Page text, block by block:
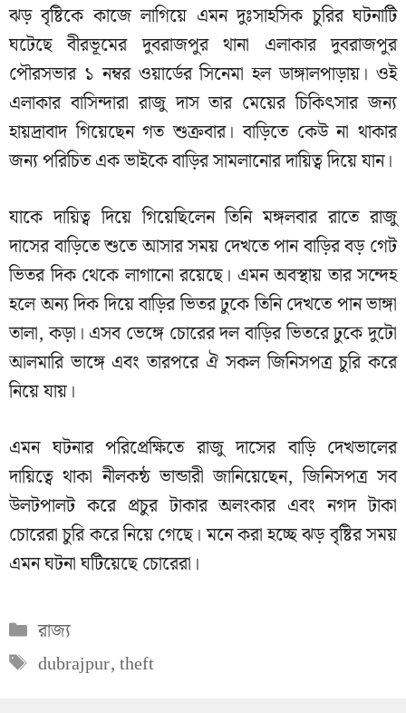
ঝড় বৃষ্টিকে কাজে লাগিয়ে এমন দুঃসাহসিক চুরির ঘটনাটি
ঘটেছে বীরভূমের দুবরাজপুর থানা এলাকার দুবরাজপুর
পৌরসভার ১ নম্বর ওয়ার্ডের সিনেমা হল ডাঙ্গালপাড়ায়। ওই
এলাকার বাসিন্দারা রাজু দাস তার মেয়ের চিকিৎসার জন্য
হায়দ্রাবাদ গিয়েছেন গত শুক্রবার। বাড়িতে কেউ না থাকার
জন্য পরিচিত এক ভাইকে বাড়ির সামলানোর দায়িত্ব দিয়ে যান।
যাকে দায়িত্ব দিয়ে গিয়েছিলেন তিনি মঙ্গলবার রাতে রাজু
দাসের বাড়িতে শুতে আসার সময় দেখতে পান বাড়ির বড় গেট
ভিতর দিক থেকে লাগানো রয়েছে। এমন অবস্থায় তার সন্দেহ
হলে অন্য দিক দিয়ে বাড়ির ভিতর ঢুকে তিনি দেখতে পান ভাঙ্গা
তালা, কড়া। এসব ভেঙ্গে চোরের দল বাড়ির ভিতরে ঢুকে দুটো
আলমারি ভাঙ্গে এবং তারপরে ঐ সকল জিনিসপত্র চুরি করে
নিয়ে যায়।
এমন ঘটনার পরিপ্রেক্ষিতে রাজু দাসের বাড়ি দেখভালের
দায়িত্বে থাকা নীলকন্ঠ ভান্ডারী জানিয়েছেন, জিনিসপত্র সব
উলটপালট করে প্রচুর টাকার অলংকার এবং নগদ টাকা
চোরেরা চুরি করে নিয়ে গেছে। মনে করা হচ্ছে ঝড় বৃষ্টির সময়
এমন ঘটনা ঘটিয়েছে চোরেরা।
Categories
রাজ্য
Tags
dubrajpur,theft